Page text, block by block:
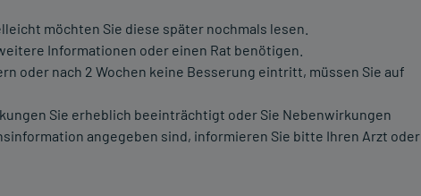
möchten Sie diese später nochmals lesen.
Informationen oder einen Rat benötigen.
oder nach 2 Wochen keine Besserung eintritt, müssen Sie auf
Sie erheblich beeinträchtigt oder Sie Nebenwirkungen
angegeben sind, informieren Sie bitte Ihren Arzt oder